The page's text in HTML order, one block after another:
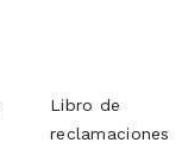
Libro de
reclamaciones